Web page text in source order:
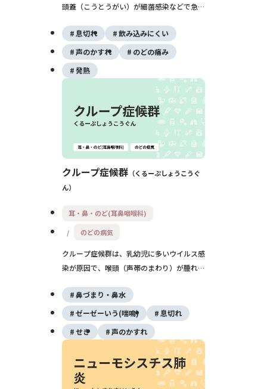
頭蓋（こうとうがい）が細菌感染などで急に
どの強いのどの痛みと、急な息苦しさが特徴
で、放置すると窒息を起こし命に関わること
があります。疑ったらすぐに救急受診が必要
です。
息切れ
飲み込みにくい
声のかすれ
のどの痛み
発熱
クループ症候群
くるーぷしょうこうぐ
ん
耳・鼻・のど(耳鼻咽喉科)
のどの病気
クループ症候群は、乳幼児に多いウイルス感
染が原因で、喉頭（声帯のまわり）が腫れて
かいを起こす病気です。多くは数日で軽快し
ますが、急に呼吸が苦しくなることがあり、
重症時は早急な受診が必要です。
鼻づまり・鼻水
ゼーゼーいう(喘鳴)
息切れ
せき
声のかすれ